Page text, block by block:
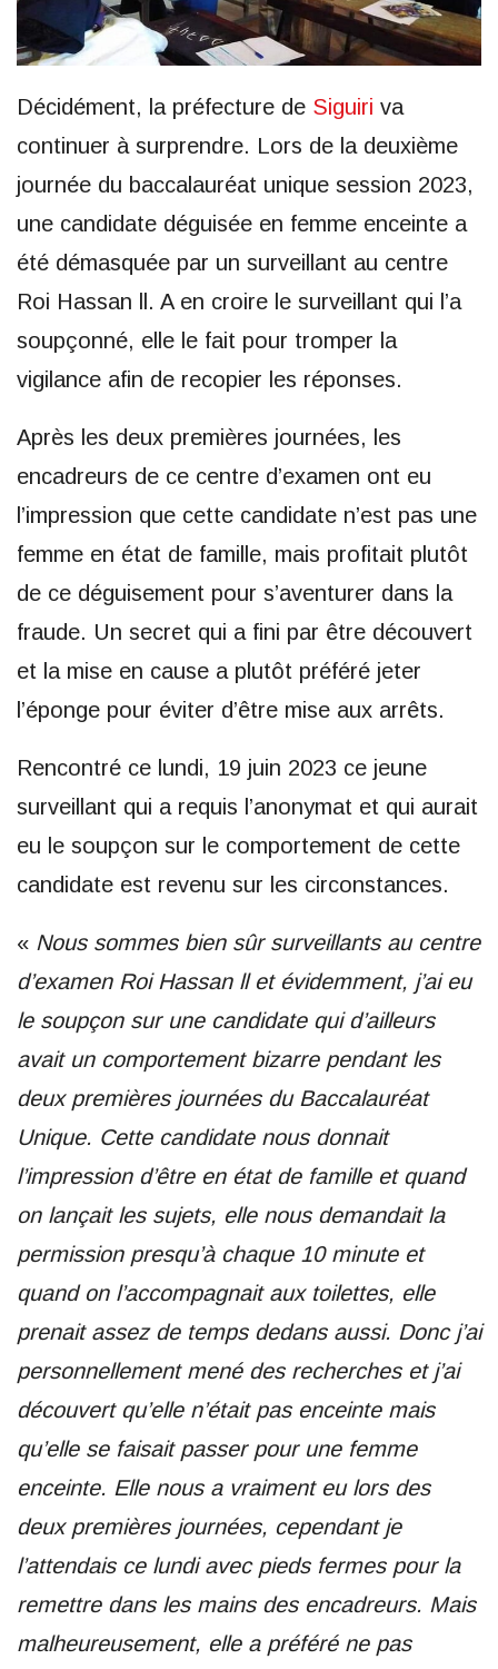
Décidément, la préfecture de Siguiri va
continuer à surprendre. Lors de la deuxième
journée du baccalauréat unique session 2023,
une candidate déguisée en femme enceinte a
été démasquée par un surveillant au centre
Roi Hassan ll. A en croire le surveillant qui l’a
soupçonné, elle le fait pour tromper la
vigilance afin de recopier les réponses.
Après les deux premières journées, les
encadreurs de ce centre d’examen ont eu
l’impression que cette candidate n’est pas une
femme en état de famille, mais profitait plutôt
de ce déguisement pour s’aventurer dans la
fraude. Un secret qui a fini par être découvert
et la mise en cause a plutôt préféré jeter
l’éponge pour éviter d’être mise aux arrêts.
Rencontré ce lundi, 19 juin 2023 ce jeune
surveillant qui a requis l’anonymat et qui aurait
eu le soupçon sur le comportement de cette
candidate est revenu sur les circonstances.
« Nous sommes bien sûr surveillants au centre
d’examen Roi Hassan ll et évidemment, j’ai eu
le soupçon sur une candidate qui d’ailleurs
avait un comportement bizarre pendant les
deux premières journées du Baccalauréat
Unique. Cette candidate nous donnait
l’impression d’être en état de famille et quand
on lançait les sujets, elle nous demandait la
permission presqu’à chaque 10 minute et
quand on l’accompagnait aux toilettes, elle
prenait assez de temps dedans aussi. Donc j’ai
personnellement mené des recherches et j’ai
découvert qu’elle n’était pas enceinte mais
qu’elle se faisait passer pour une femme
enceinte. Elle nous a vraiment eu lors des
deux premières journées, cependant je
l’attendais ce lundi avec pieds fermes pour la
remettre dans les mains des encadreurs. Mais
malheureusement, elle a préféré ne pas